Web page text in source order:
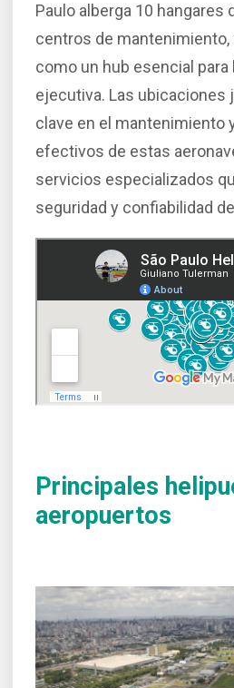
Paulo alberga 10 hangares
centros de
como un hub esencial para
ejecutiva. Las ubicaciones
clave en el mantenimiento
efectivos de estas
servicios especializados
seguridad y confiabilidad
Principales
aeropuertos